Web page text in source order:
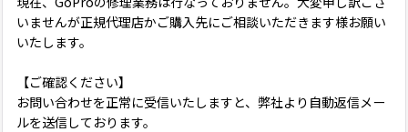
いませんが正規代理店かご購入先にご相談いただきます様お願い
いたします。
【ご確認ください】
お問い合わせを正常に受信いたしますと、弊社より自動返信メー
ルを送信しております。